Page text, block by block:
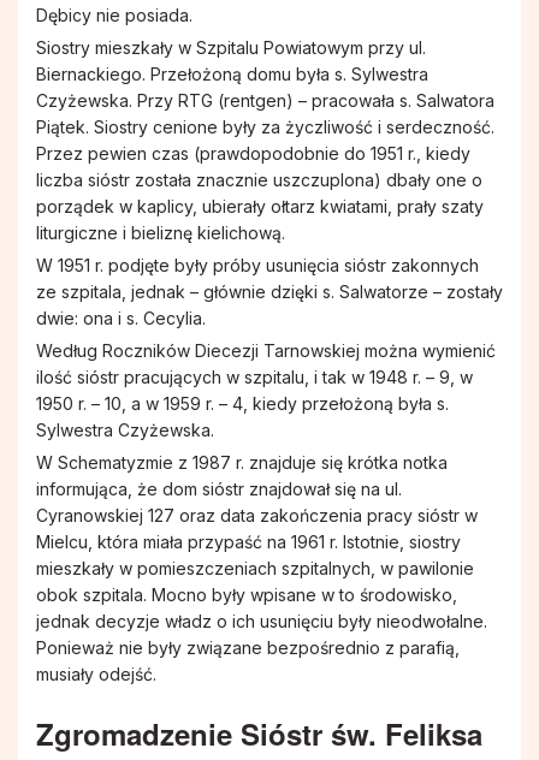
Towarzystwo Przyjaciół WSD w Tarnowie
Wspólnota Krwi Chrystusa
Krucjata Wyzwolenia Człowieka
Rycerze św. Jana Pawła II
Apostolstwo Pomocy Duszom Czyśćcowym
Wspólnota modlitewna "Ojczyzna"
Duszpasterstwo Chorych i Samotnych
Chór Parafialny
Dębicy nie posiada.
Siostry mieszkały w Szpitalu Powiatowym przy ul.
Biernackiego. Przełożoną domu była s. Sylwestra
Czyżewska. Przy RTG (rentgen) – pracowała s. Salwatora
Piątek. Siostry cenione były za życzliwość i serdeczność.
Przez pewien czas (prawdopodobnie do 1951 r., kiedy
liczba sióstr została znacznie uszczuplona) dbały one o
porządek w kaplicy, ubierały ołtarz kwiatami, prały szaty
liturgiczne i bieliznę kielichową.
W 1951 r. podjęte były próby usunięcia sióstr zakonnych
ze szpitala, jednak – głównie dzięki s. Salwatorze – zostały
dwie: ona i s. Cecylia.
Według Roczników Diecezji Tarnowskiej można wymienić
ilość sióstr pracujących w szpitalu, i tak w 1948 r. – 9, w
1950 r. – 10, a w 1959 r. – 4, kiedy przełożoną była s.
Sylwestra Czyżewska.
W Schematyzmie z 1987 r. znajduje się krótka notka
informująca, że dom sióstr znajdował się na ul.
Cyranowskiej 127 oraz data zakończenia pracy sióstr w
Mielcu, która miała przypaść na 1961 r. Istotnie, siostry
mieszkały w pomieszczeniach szpitalnych, w pawilonie
obok szpitala. Mocno były wpisane w to środowisko,
jednak decyzje władz o ich usunięciu były nieodwołalne.
Ponieważ nie były związane bezpośrednio z parafią,
musiały odejść.
Zgromadzenie Sióstr św. Feliksa